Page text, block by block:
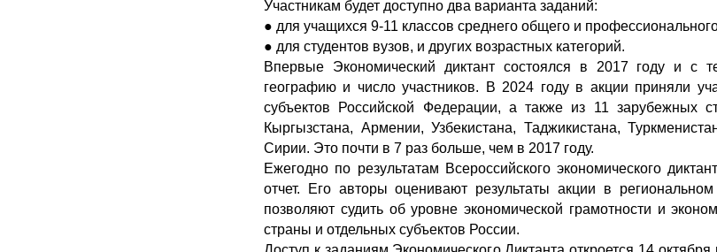
Участникам будет доступно два варианта заданий:
● для учащихся 9-11 классов среднего общего и
● для студентов вузов, и других возрастных категорий.
Впервые Экономический диктант состоялся в 2017 году и с
географию и число участников. В 2024 году в акции приняли
субъектов Российской Федерации, а также из 11 зарубежных
Кыргызстана, Армении, Узбекистана, Таджикистана,
Сирии. Это почти в 7 раз больше, чем в 2017 году.
Ежегодно по результатам Всероссийского экономического
отчет. Его авторы оценивают результаты акции в
позволяют судить об уровне экономической грамотности и
страны и отдельных субъектов России.